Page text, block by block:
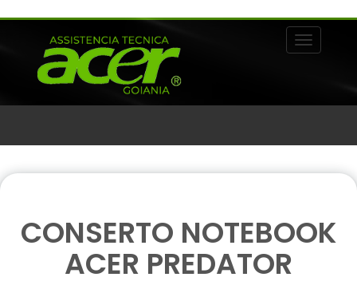
Alternar
CONSERTO NOTEBOOK
ACER PREDATOR